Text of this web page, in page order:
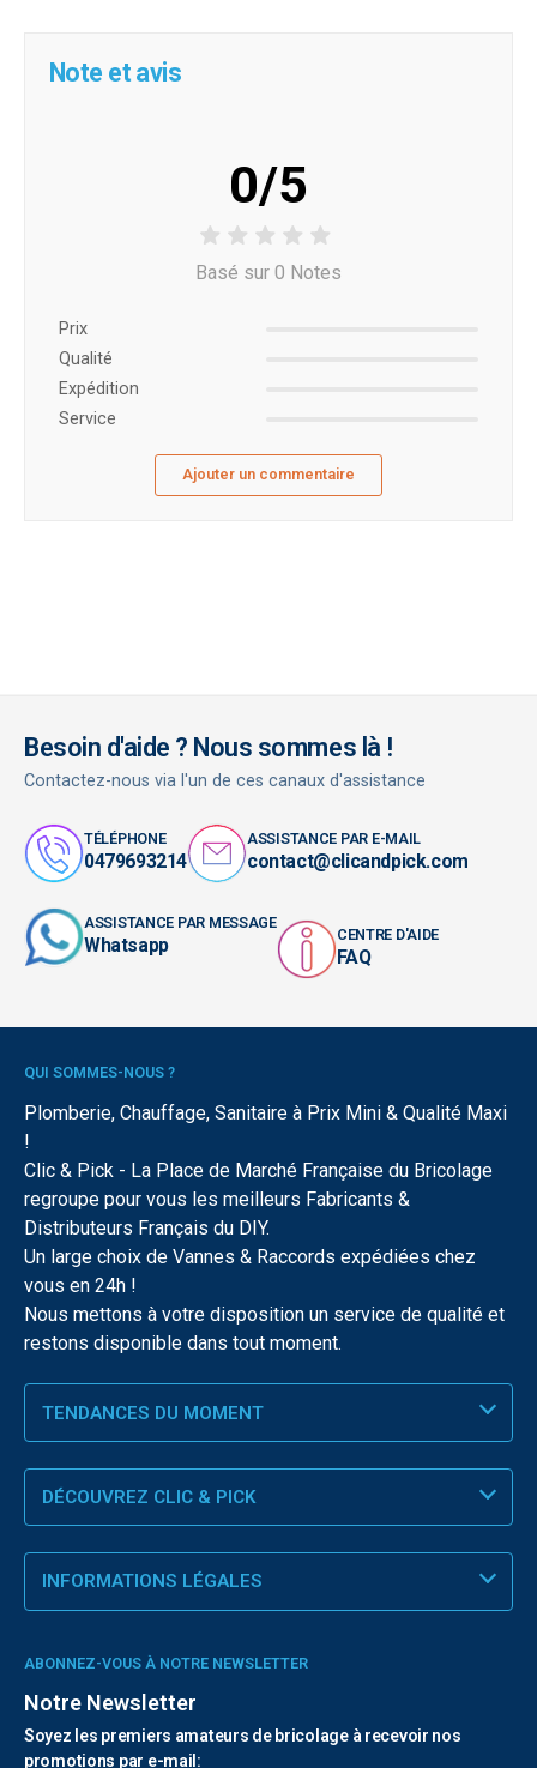
Note et avis
0/5
Basé sur 0 Notes
Prix ​​
Qualité
Expédition
Service
Ajouter un commentaire
Besoin d'aide ? Nous sommes là !
Contactez-nous via l'un de ces canaux d'assistance
TÉLÉPHONE
0479693214
ASSISTANCE PAR E-MAIL
contact@clicandpick.com
ASSISTANCE PAR MESSAGE
Whatsapp CENTRE D'AIDE
FAQ
QUI SOMMES-NOUS ?
Plomberie, Chauffage, Sanitaire à Prix Mini & Qualité Maxi
!
Clic & Pick - La Place de Marché Française du Bricolage
regroupe pour vous les meilleurs Fabricants &
Distributeurs Français du DIY.
Un large choix de Vannes & Raccords expédiées chez
vous en 24h !
Nous mettons à votre disposition un service de qualité et
restons disponible dans tout moment.
TENDANCES DU MOMENT
DÉCOUVREZ CLIC & PICK
INFORMATIONS LÉGALES
ABONNEZ-VOUS À NOTRE NEWSLETTER
Notre Newsletter
Soyez les premiers amateurs de bricolage à recevoir nos
promotions par e-mail: